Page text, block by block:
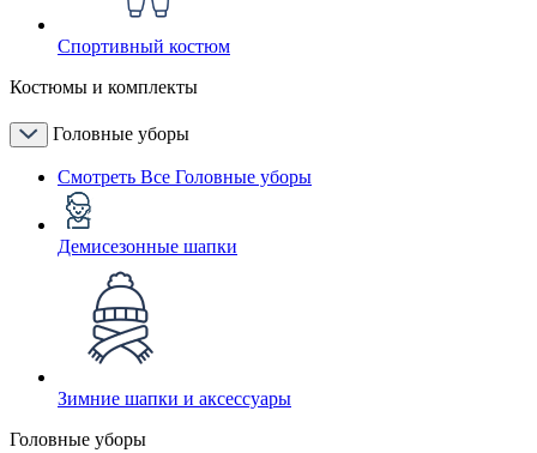
Спортивный костюм
Костюмы и комплекты
Головные уборы
Смотреть Все Головные уборы
Демисезонные шапки
Зимние шапки и аксессуары
Головные уборы